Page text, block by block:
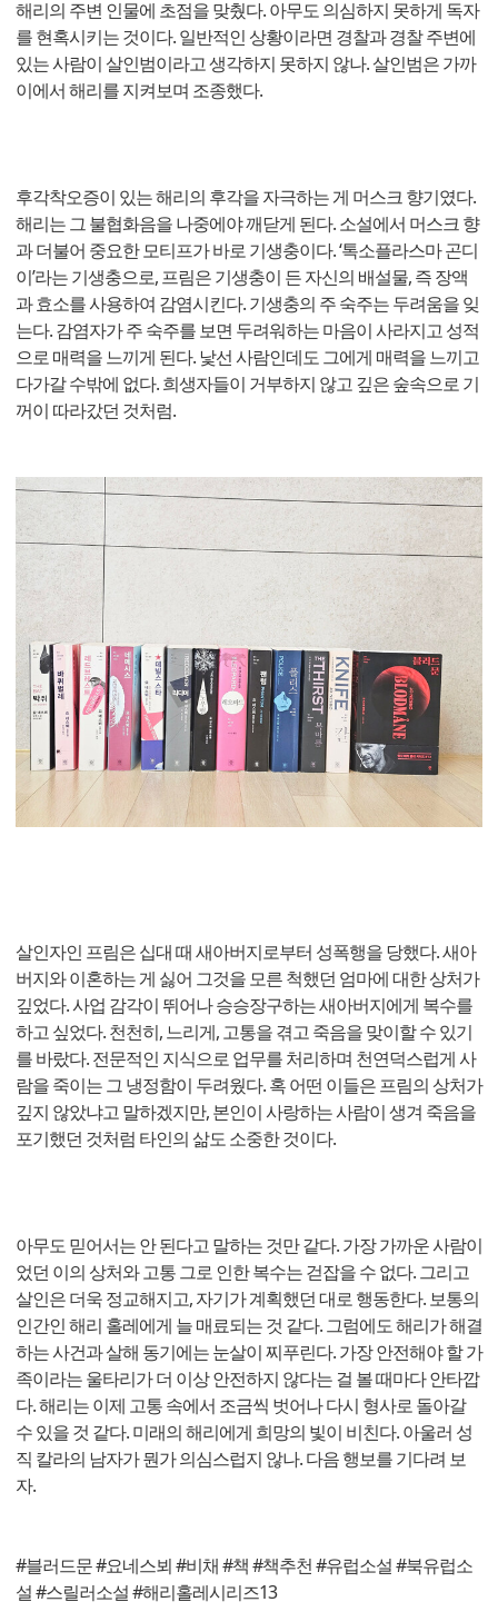
해리의 주변 인물에 초점을 맞췄다. 아무도 의심하지 못하게 독자
를 현혹시키는 것이다. 일반적인 상황이라면 경찰과 경찰 주변에
있는 사람이 살인범이라고 생각하지 못하지 않나. 살인범은 가까
이에서 해리를 지켜보며 조종했다.
후각착오증이 있는 해리의 후각을 자극하는 게 머스크 향기였다.
해리는 그 불협화음을 나중에야 깨닫게 된다. 소설에서 머스크 향
과 더불어 중요한 모티프가 바로 기생충이다. ‘톡소플라스마 곤디
이’라는 기생충으로, 프림은 기생충이 든 자신의 배설물, 즉 장액
과 효소를 사용하여 감염시킨다. 기생충의 주 숙주는 두려움을 잊
는다. 감염자가 주 숙주를 보면 두려워하는 마음이 사라지고 성적
으로 매력을 느끼게 된다. 낯선 사람인데도 그에게 매력을 느끼고
다가갈 수밖에 없다. 희생자들이 거부하지 않고 깊은 숲속으로 기
꺼이 따라갔던 것처럼.
살인자인 프림은 십대 때 새아버지로부터 성폭행을 당했다. 새아
버지와 이혼하는 게 싫어 그것을 모른 척했던 엄마에 대한 상처가
깊었다. 사업 감각이 뛰어나 승승장구하는 새아버지에게 복수를
하고 싶었다. 천천히, 느리게, 고통을 겪고 죽음을 맞이할 수 있기
를 바랐다. 전문적인 지식으로 업무를 처리하며 천연덕스럽게 사
람을 죽이는 그 냉정함이 두려웠다. 혹 어떤 이들은 프림의 상처가
깊지 않았냐고 말하겠지만, 본인이 사랑하는 사람이 생겨 죽음을
포기했던 것처럼 타인의 삶도 소중한 것이다.
아무도 믿어서는 안 된다고 말하는 것만 같다. 가장 가까운 사람이
었던 이의 상처와 고통 그로 인한 복수는 걷잡을 수 없다. 그리고
살인은 더욱 정교해지고, 자기가 계획했던 대로 행동한다. 보통의
인간인 해리 홀레에게 늘 매료되는 것 같다. 그럼에도 해리가 해결
하는 사건과 살해 동기에는 눈살이 찌푸린다. 가장 안전해야 할 가
족이라는 울타리가 더 이상 안전하지 않다는 걸 볼 때마다 안타깝
다. 해리는 이제 고통 속에서 조금씩 벗어나 다시 형사로 돌아갈
수 있을 것 같다. 미래의 해리에게 희망의 빛이 비친다. 아울러 성
직 칼라의 남자가 뭔가 의심스럽지 않나. 다음 행보를 기다려 보
자.
#블러드문 #요네스뵈 #비채 #책 #책추천 #유럽소설 #북유럽소
설 #스릴러소설 #해리홀레시리즈13